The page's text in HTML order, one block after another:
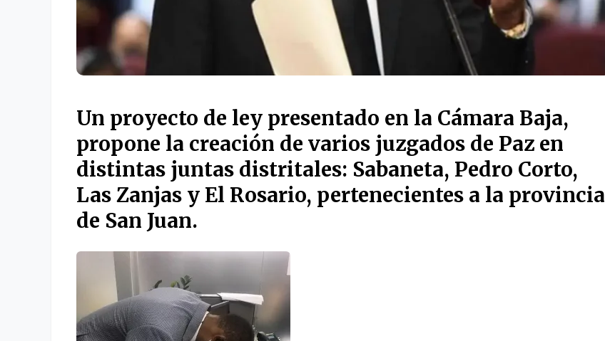
Un proyecto de ley presentado en la Cámara Baja,
propone la creación de varios juzgados de Paz en
distintas juntas distritales: Sabaneta, Pedro Corto,
Las Zanjas y El Rosario, pertenecientes a la provincia
de San Juan.